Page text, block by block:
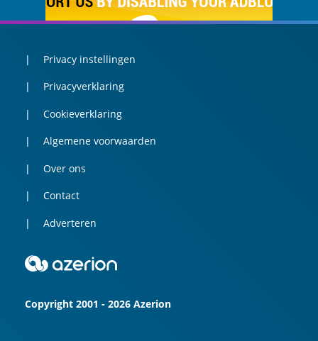
Privacy instellingen
Privacyverklaring
Cookieverklaring
Algemene voorwaarden
Over ons
Contact
Adverteren
Copyright 2001 - 2026 Azerion